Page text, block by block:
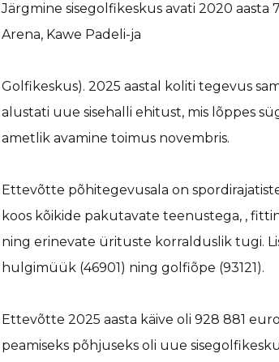
Järgmine sisegolfikeskus avati 2020 aasta
Arena, Kawe Padeli-ja
Golfikeskus). 2025 aastal koliti tegevus
alustati uue sisehalli ehitust, mis lõppes
ametlik avamine toimus novembris.
Ettevõtte põhitegevusala on
koos kõikide pakutavate teenustega, ,
ning erinevate ürituste korralduslik tugi.
hulgimüük (46901) ning golfiõpe (93121).
Ettevõtte 2025 aasta käive oli 928 881
peamiseks põhjuseks oli uue